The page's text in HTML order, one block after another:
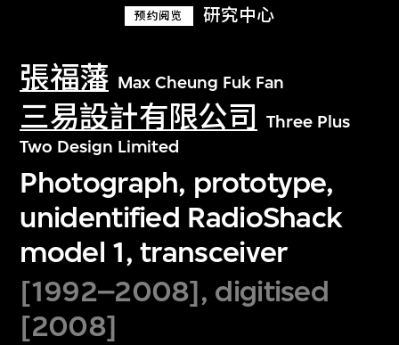
预约阅览 研究中心
張福藩 Max Cheung Fuk Fan
三易設計有限公司
Three Plus
Two Design Limited
Photograph, prototype,
unidentified RadioShack
model 1, transceiver
[1992–2008], digitised
[2008]
探索世界顶级的二十及二十一世纪视觉
文化藏品。